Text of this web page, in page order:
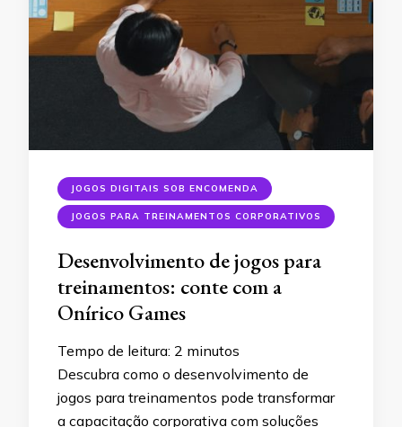
JOGOS DIGITAIS SOB ENCOMENDA
JOGOS PARA TREINAMENTOS CORPORATIVOS
Desenvolvimento de jogos para
treinamentos: conte com a
Onírico Games
Tempo de leitura: 2 minutos
Descubra como o desenvolvimento de
jogos para treinamentos pode transformar
a capacitação corporativa com soluções